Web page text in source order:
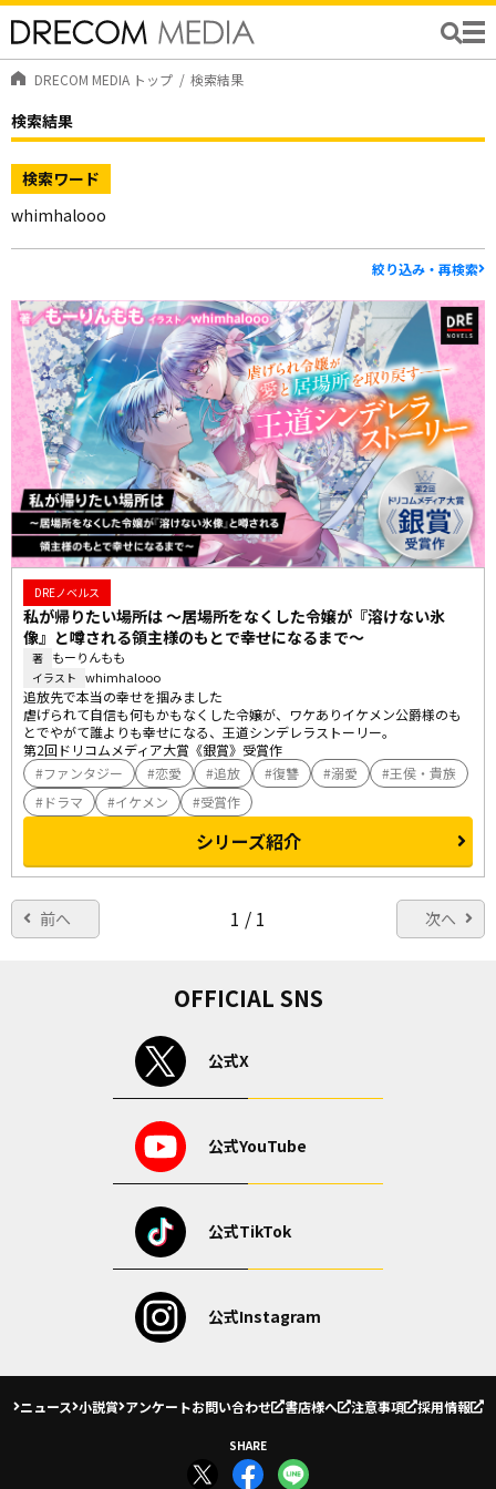
DRECOM MEDIA トップ 検索結果
検索結果
検索ワード
whimhalooo
絞り込み・再検索
DREノベルス
私が帰りたい場所は ～居場所をなくした令嬢が『溶けない氷
像』と噂される領主様のもとで幸せになるまで～
著 もーりんもも
イラスト whimhalooo
追放先で本当の幸せを掴みました
虐げられて自信も何もかもなくした令嬢が、ワケありイケメン公爵様のも
とでやがて誰よりも幸せになる、王道シンデレラストーリー。
第2回ドリコムメディア大賞《銀賞》受賞作
ファンタジー
恋愛 追放 復讐 溺愛
王侯・貴族
ドラマ
イケメン 受賞作
シリーズ紹介
前へ 1 / 1 次へ
OFFICIAL SNS
公式X
公式YouTube
公式TikTok
公式Instagram
ニュース 小説賞 アンケートお問い合わせ 書店様へ 注意事項 採用情報
SHARE